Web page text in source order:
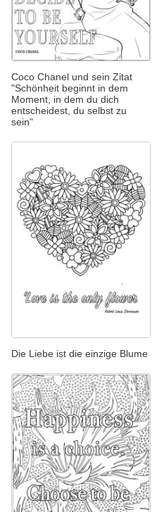
Coco Chanel und sein Zitat
"Schönheit beginnt in dem
Moment, in dem du dich
entscheidest, du selbst zu
sein"
Die Liebe ist die einzige Blume